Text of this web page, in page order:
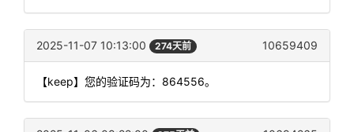
2025-11-07 10:13:00 274天前 10659409
【keep】您的验证码为：864556。